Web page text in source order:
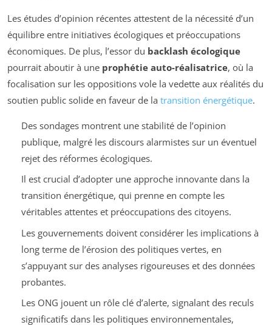
Les études d’opinion récentes attestent de la nécessité d’un
équilibre entre initiatives écologiques et préoccupations
économiques. De plus, l’essor du backlash écologique
pourrait aboutir à une prophétie auto-réalisatrice, où la
focalisation sur les oppositions vole la vedette aux réalités du
soutien public solide en faveur de la transition énergétique.
Des sondages montrent une stabilité de l’opinion
publique, malgré les discours alarmistes sur un éventuel
rejet des réformes écologiques.
Il est crucial d’adopter une approche innovante dans la
transition énergétique, qui prenne en compte les
véritables attentes et préoccupations des citoyens.
Les gouvernements doivent considérer les implications à
long terme de l’érosion des politiques vertes, en
s’appuyant sur des analyses rigoureuses et des données
probantes.
Les ONG jouent un rôle clé d’alerte, signalant des reculs
significatifs dans les politiques environnementales,